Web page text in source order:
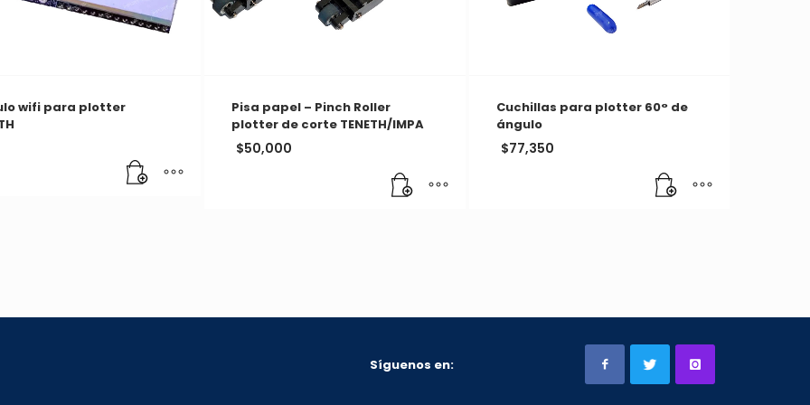
wifi para plotter
Pisa papel – Pinch Roller
plotter de corte TENETH/IMPA
$50,000
Cuchillas para plotter 60° de
ángulo
$77,350
Síguenos en: